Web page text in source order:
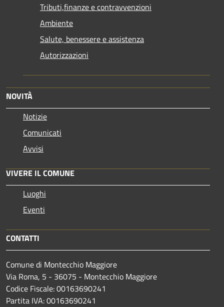
Tributi,finanze e contravvenzioni
Ambiente
Salute, benessere e assistenza
Autorizzazioni
NOVITÀ
Notizie
Comunicati
Avvisi
VIVERE IL COMUNE
Luoghi
Eventi
CONTATTI
Comune di Montecchio Maggiore
Via Roma, 5 - 36075 - Montecchio Maggiore
Codice Fiscale: 00163690241
Partita IVA: 00163690241